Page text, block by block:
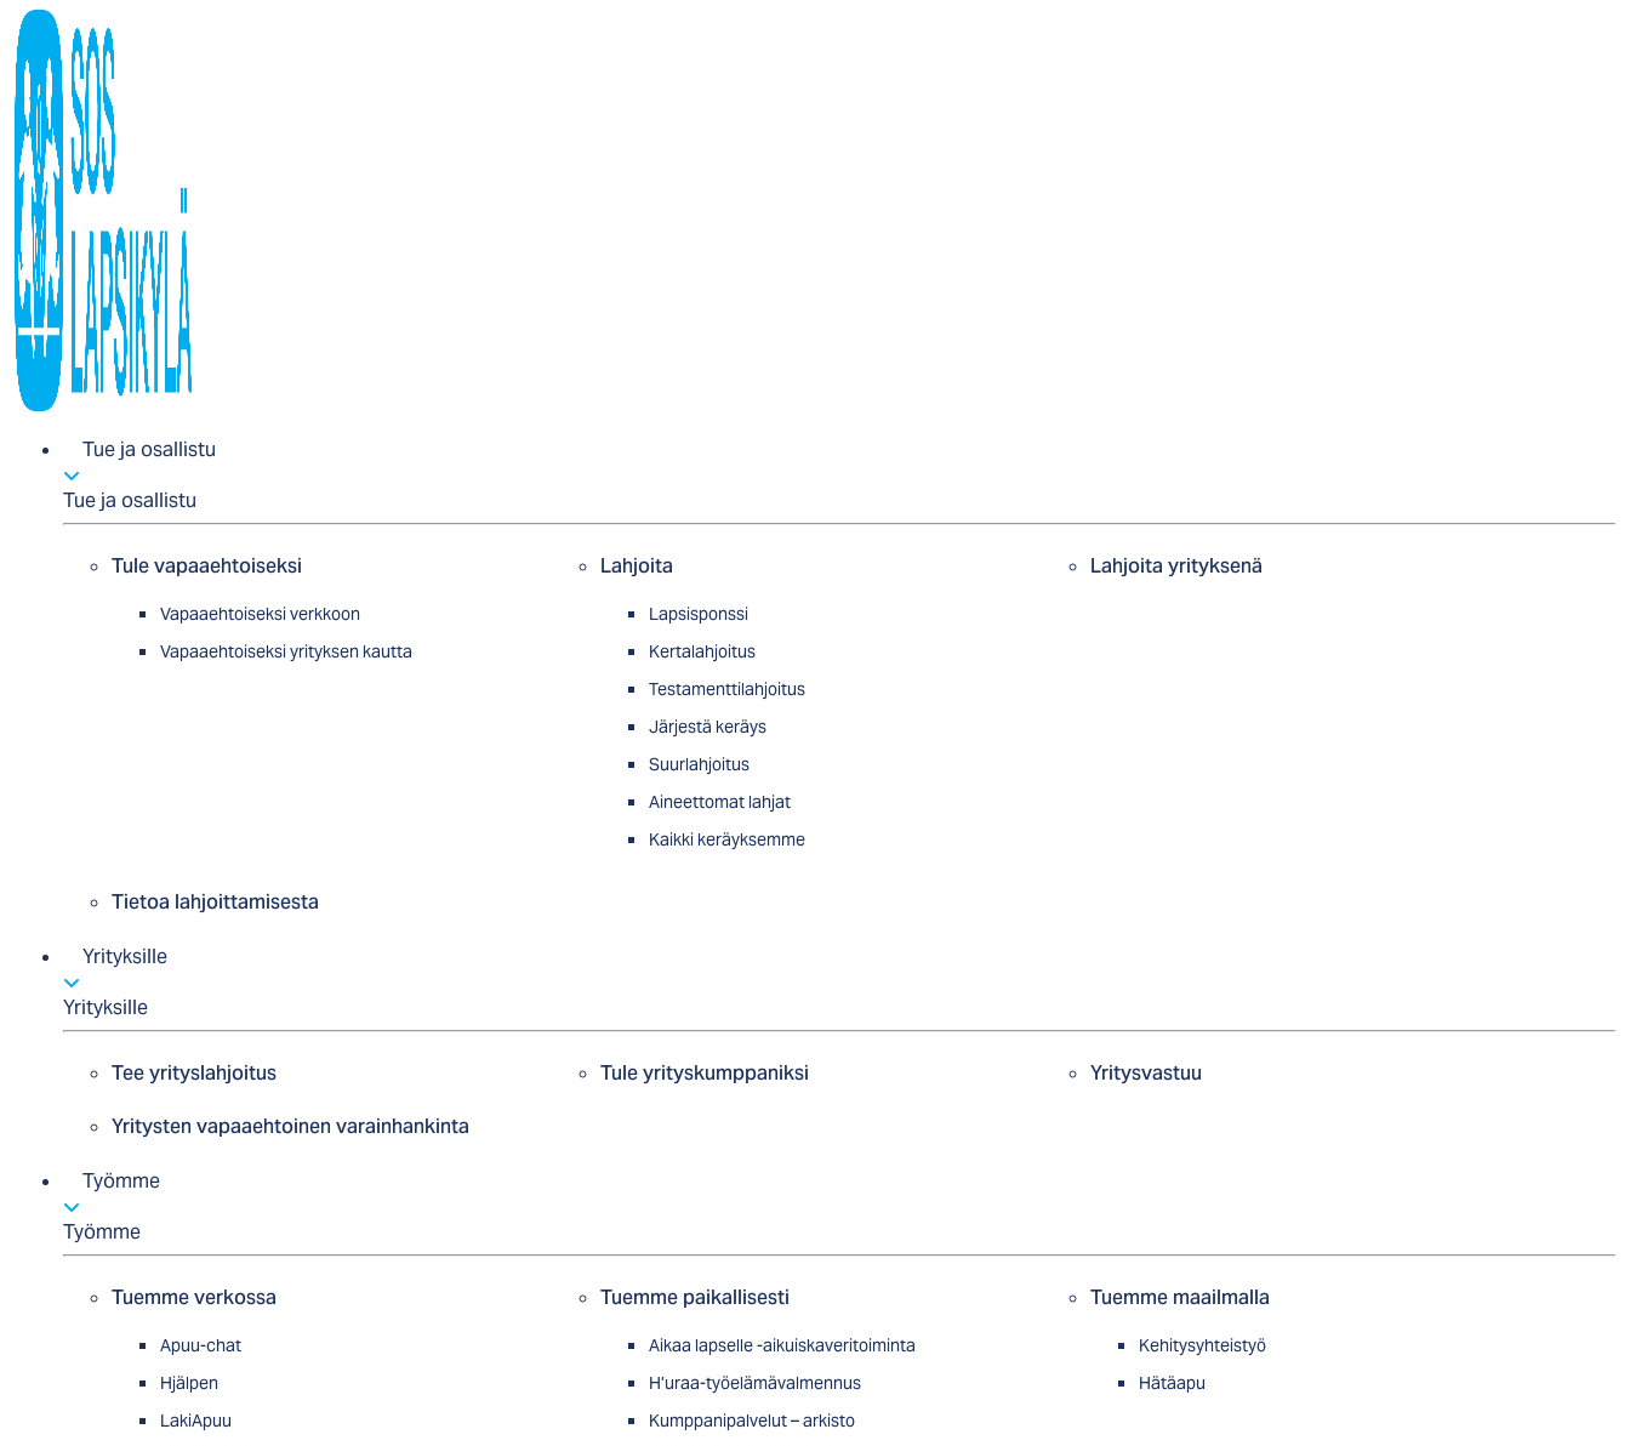
Tue ja osallistu
Tue ja osallistu
Tule vapaaehtoiseksi
Vapaaehtoiseksi verkkoon
Vapaaehtoiseksi yrityksen kautta
Lahjoita
Lapsisponssi
Kertalahjoitus
Testamenttilahjoitus
Järjestä keräys
Suurlahjoitus
Aineettomat lahjat
Kaikki keräyksemme
Lahjoita yrityksenä
Tietoa lahjoittamisesta
Yrityksille
Yrityksille
Tee yrityslahjoitus Tule yrityskumppaniksi
Yritysvastuu
Yritysten vapaaehtoinen varainhankinta
Työmme
Työmme
Tuemme verkossa
Apuu-chat
Hjälpen
LakiApuu
Tuemme paikallisesti
Aikaa lapselle -aikuiskaveritoiminta
H’uraa-työelämävalmennus
Kumppanipalvelut – arkisto
Tuemme maailmalla
Kehitysyhteistyö
Hätäapu